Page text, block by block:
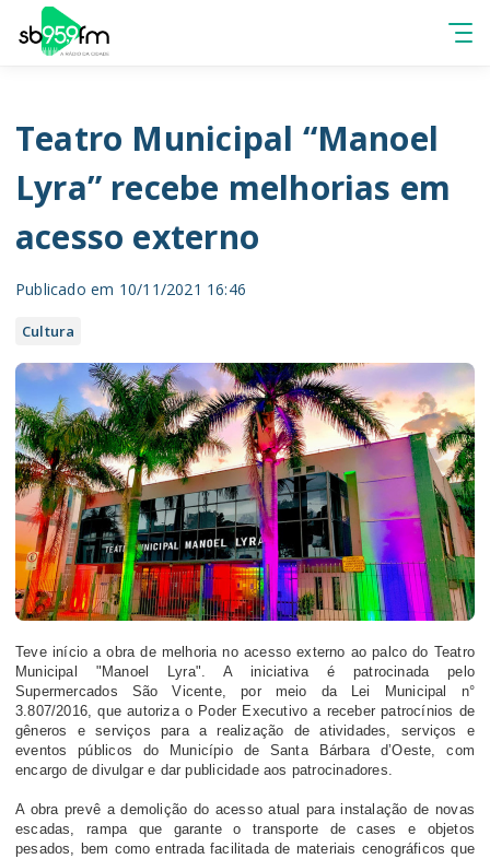
Teatro Municipal “Manoel
Lyra” recebe melhorias em
acesso externo
Publicado em 10/11/2021 16:46
Cultura
Teve início a obra de melhoria no acesso externo ao palco do Teatro
Municipal "Manoel Lyra". A iniciativa é patrocinada pelo
Supermercados São Vicente, por meio da Lei Municipal n°
3.807/2016, que autoriza o Poder Executivo a receber patrocínios de
gêneros e serviços para a realização de atividades, serviços e
eventos públicos do Município de Santa Bárbara d’Oeste, com
encargo de divulgar e dar publicidade aos patrocinadores.
A obra prevê a demolição do acesso atual para instalação de novas
escadas, rampa que garante o transporte de cases e objetos
pesados, bem como entrada facilitada de materiais cenográficos que